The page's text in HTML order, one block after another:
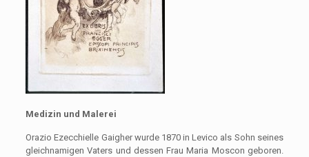
Medizin und Malerei
Orazio Ezecchielle Gaigher wurde 1870 in Levico als Sohn seines
gleichnamigen Vaters und dessen Frau Maria Moscon geboren.